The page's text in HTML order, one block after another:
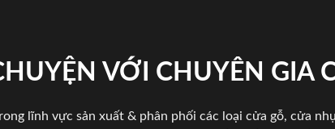
VỚI CHUYÊN GIA
lĩnh vực sản xuất & phân phối các loại cửa gỗ, cửa